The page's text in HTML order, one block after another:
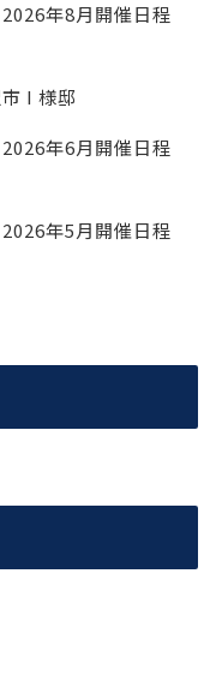
年8月開催日程
I 様邸
年6月開催日程
年5月開催日程